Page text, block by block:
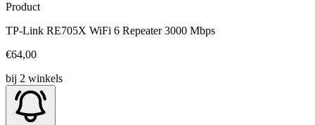
Product
TP-Link RE705X WiFi 6 Repeater 3000 Mbps
€64,00
bij 2 winkels